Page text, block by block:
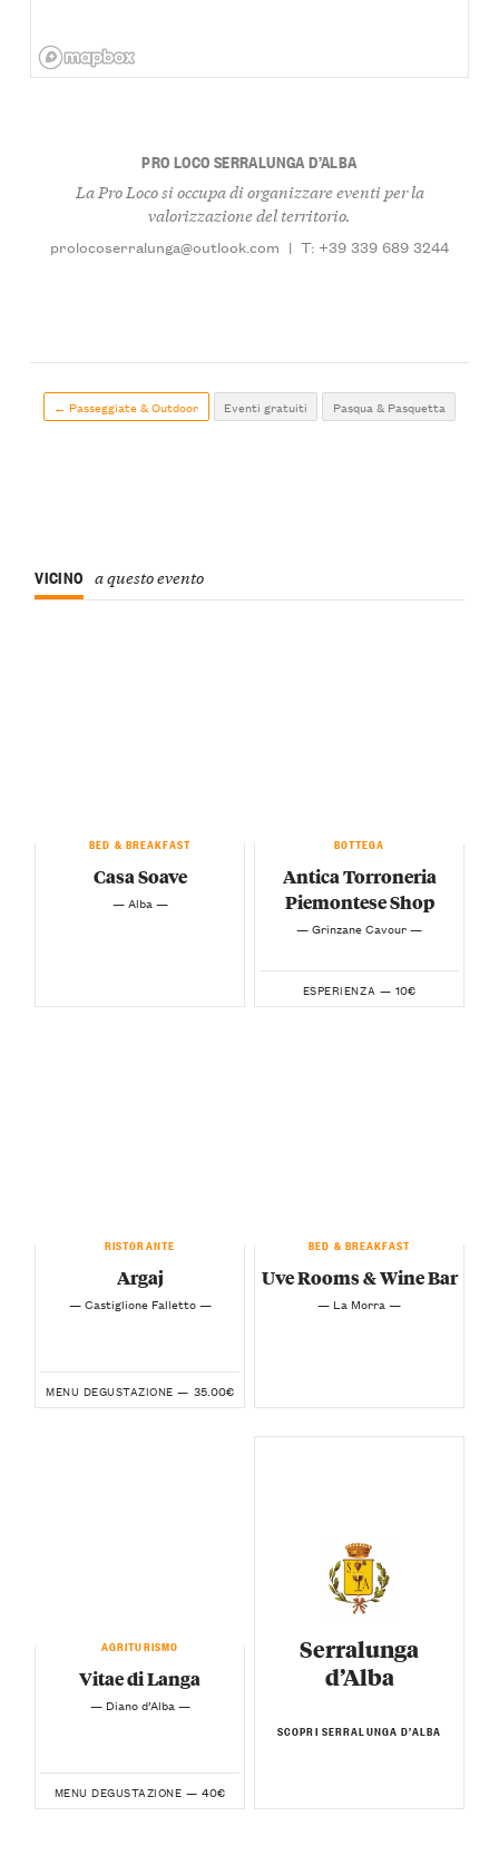
PRO LOCO SERRALUNGA D’ALBA
La Pro Loco si occupa di organizzare eventi per la
valorizzazione del territorio.
prolocoserralunga@outlook.com | T: +39 339 689 3244
← Passeggiate & Outdoor Eventi gratuiti Pasqua & Pasquetta
VICINO a questo evento
BED & BREAKFAST
Casa Soave
— Alba —
BOTTEGA
Antica Torroneria
Piemontese Shop
— Grinzane Cavour —
ESPERIENZA — 10€
RISTORANTE
Argaj
— Castiglione Falletto —
MENU DEGUSTAZIONE — 35.00€
BED & BREAKFAST
Uve Rooms & Wine Bar
— La Morra —
AGRITURISMO
Vitae di Langa
— Diano d’Alba —
MENU DEGUSTAZIONE — 40€
Serralunga
d’Alba
SCOPRI SERRALUNGA D’ALBA